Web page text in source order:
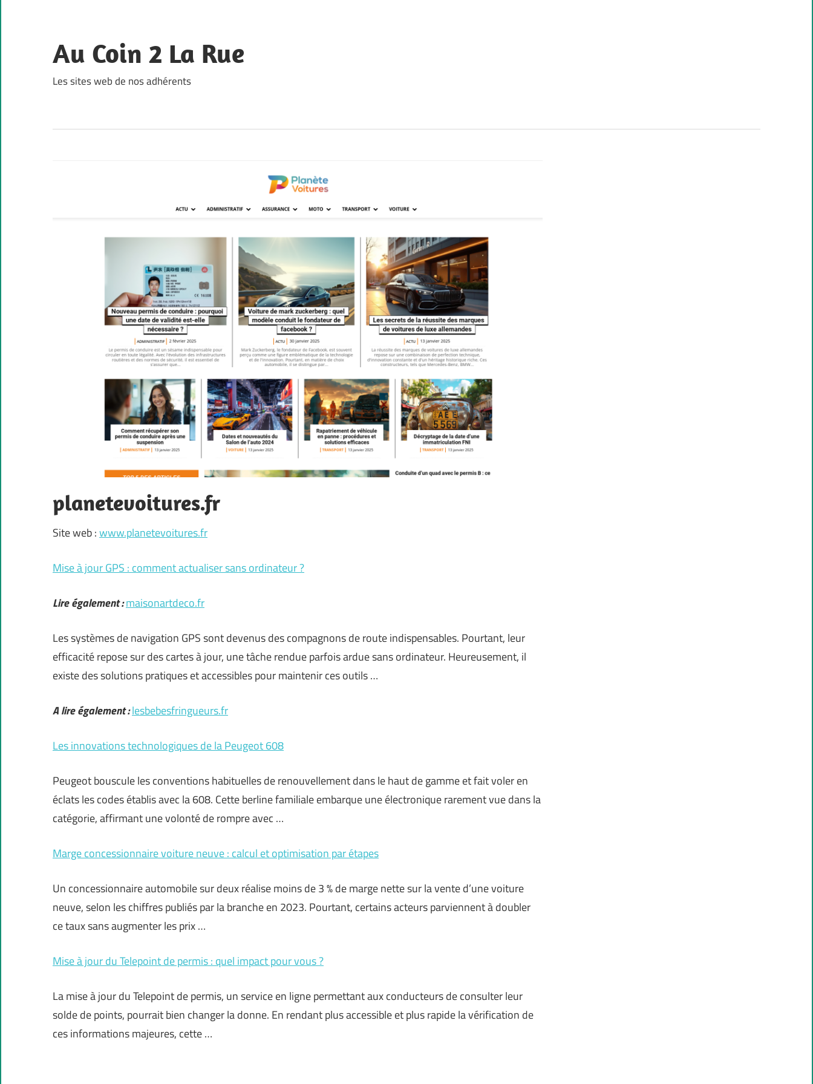
content
Au Coin 2 La Rue
Les sites web de nos adhérents
planetevoitures.fr
Site web :www.planetevoitures.fr
Mise à jour GPS : comment actualiser sans ordinateur ?
Lire également :maisonartdeco.fr
Les systèmes de navigation GPS sont devenus des compagnons de route indispensables. Pourtant, leur
efficacité repose sur des cartes à jour, une tâche rendue parfois ardue sans ordinateur. Heureusement, il
existe des solutions pratiques et accessibles pour maintenir ces outils …
A lire également :lesbebesfringueurs.fr
Les innovations technologiques de la Peugeot 608
Peugeot bouscule les conventions habituelles de renouvellement dans le haut de gamme et fait voler en
éclats les codes établis avec la 608. Cette berline familiale embarque une électronique rarement vue dans la
catégorie, affirmant une volonté de rompre avec …
Marge concessionnaire voiture neuve : calcul et optimisation par étapes
Un concessionnaire automobile sur deux réalise moins de 3 % de marge nette sur la vente d’une voiture
neuve, selon les chiffres publiés par la branche en 2023. Pourtant, certains acteurs parviennent à doubler
ce taux sans augmenter les prix …
Mise à jour du Telepoint de permis : quel impact pour vous ?
La mise à jour du Telepoint de permis, un service en ligne permettant aux conducteurs de consulter leur
solde de points, pourrait bien changer la donne. En rendant plus accessible et plus rapide la vérification de
ces informations majeures, cette …